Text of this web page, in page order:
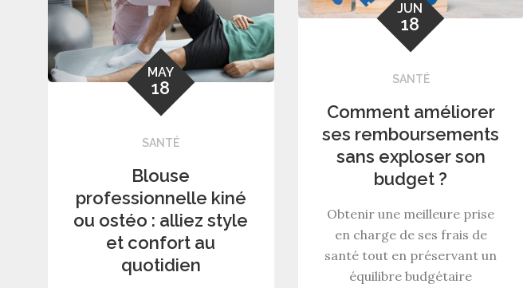
JUN
18
SANTÉ
Comment améliorer
ses remboursements
sans exploser son
budget ?
Obtenir une meilleure prise
en charge de ses frais de
santé tout en préservant un
équilibre budgétaire
MAY
18
SANTÉ
Blouse
professionnelle kiné
ou ostéo : alliez style
et confort au
quotidien